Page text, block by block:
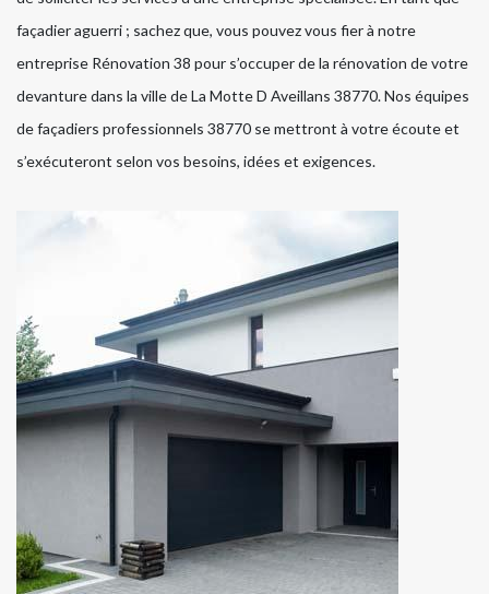
façadier aguerri ; sachez que, vous pouvez vous fier à notre
entreprise Rénovation 38 pour s’occuper de la rénovation de votre
devanture dans la ville de La Motte D Aveillans 38770. Nos équipes
de façadiers professionnels 38770 se mettront à votre écoute et
s’exécuteront selon vos besoins, idées et exigences.